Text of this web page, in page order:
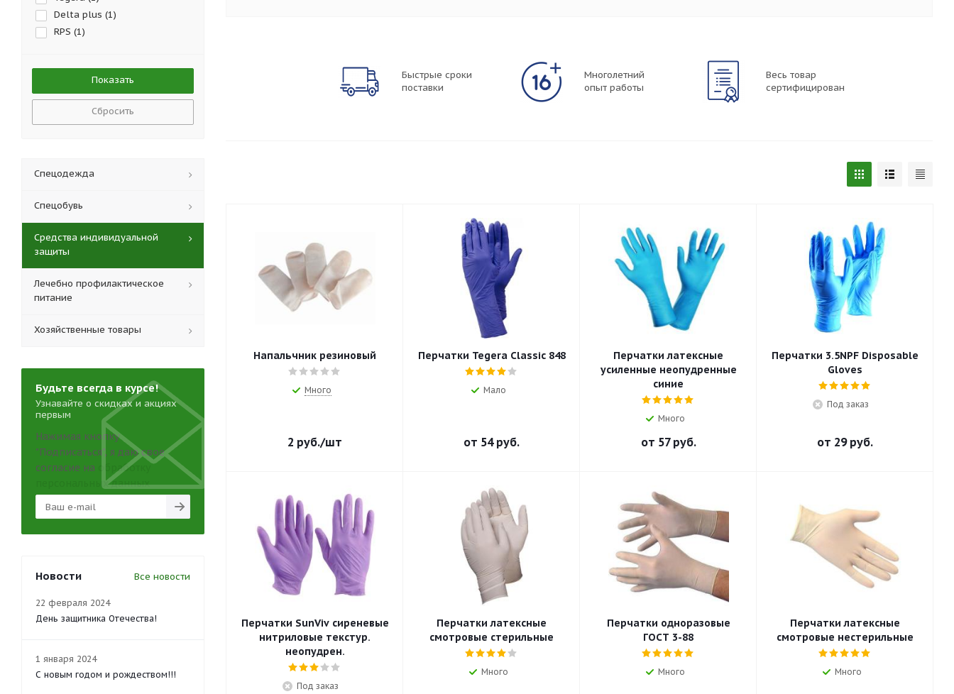
Быстрые сроки
поставки
Многолетний
опыт работы
Весь товар
сертифицирован
Напальчник резиновый
Много
2 руб./шт
Перчатки Tegera Classic 848
Мало
от 54 руб.
Перчатки латексные
усиленные неопудренные
синие
Много
от 57 руб.
Перчатки 3.5NPF Disposable
Gloves
Под заказ
от 29 руб.
Перчатки SunViv сиреневые
нитриловые текстур.
неопудрен.
Под заказ
Перчатки латексные
смотровые стерильные
Много
Перчатки одноразовые
ГОСТ 3-88
Много
Перчатки латексные
смотровые нестерильные
Много
Delta plus (1)
RPS (1)
Сбросить
Спецодежда
Спецобувь
Средства индивидуальной
защиты
Лечебно профилактическое
питание
Хозяйственные товары
Будьте всегда в курсе!
Узнавайте о скидках и акциях
первым
Нажимая кнопку
"Подписаться", я даю свое
согласие на
обработку
персональных данных
Новости Все новости
22 февраля 2024
День защитника Отечества!
1 января 2024
С новым годом и рождеством!!!